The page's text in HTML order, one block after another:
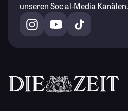
unseren Social-Media Kanälen.